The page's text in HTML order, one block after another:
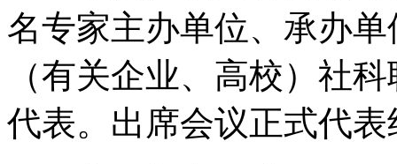
名专家主办单位、承办
（有关企业、高校）社
代表。出席会议正式代表